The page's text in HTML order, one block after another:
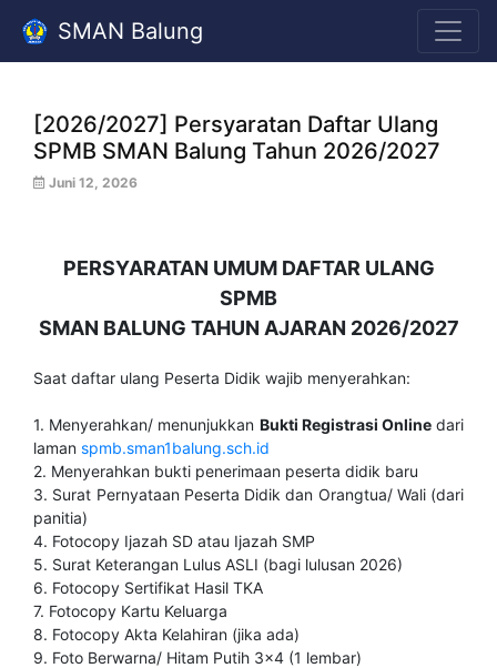
SMAN Balung
[2026/2027] Persyaratan Daftar Ulang
SPMB SMAN Balung Tahun 2026/2027
Juni 12, 2026
PERSYARATAN UMUM DAFTAR ULANG
SPMB
SMAN BALUNG TAHUN AJARAN 2026/2027
Saat daftar ulang Peserta Didik wajib menyerahkan:
1. Menyerahkan/ menunjukkan Bukti Registrasi Onlinedari
laman spmb.sman1balung.sch.id
2. Menyerahkan bukti penerimaan peserta didik baru
3. Surat Pernyataan Peserta Didik dan Orangtua/ Wali (dari
panitia)
4. Fotocopy Ijazah SD atau Ijazah SMP
5. Surat Keterangan Lulus ASLI (bagi lulusan 2026)
6. Fotocopy Sertifikat Hasil TKA
7. Fotocopy Kartu Keluarga
8. Fotocopy Akta Kelahiran (jika ada)
9. Foto Berwarna/ Hitam Putih 3x4 (1 lembar)